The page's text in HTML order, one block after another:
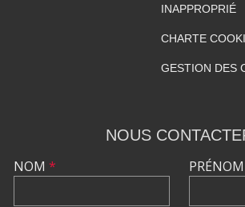
INAPPROPRIÉ
CHARTE
GESTION DES
NOUS
NOM * PRÉNOM